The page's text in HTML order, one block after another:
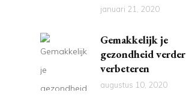
januari 21, 2020
Gemakkelijk je
gezondheid verder
verbeteren
augustus 10, 2020